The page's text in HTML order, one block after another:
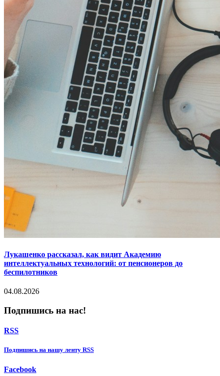
Лукашенко рассказал, как видит Академию
интеллектуальных технологий: от пенсионеров до
беспилотников
04.08.2026
Подпишись на нас!
RSS
Подпишиcь на нашу ленту RSS
Facebook